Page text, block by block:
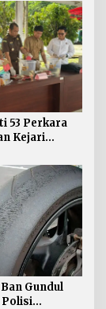
53 Perkara
Kejari
Sabu
Gundul
Polisi